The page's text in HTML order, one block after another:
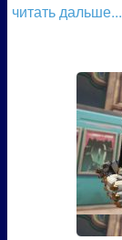
читать дальше...